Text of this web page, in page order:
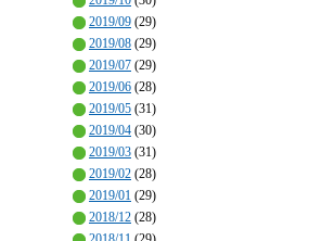
2019/09 (29)
2019/08 (29)
2019/07 (29)
2019/06 (28)
2019/05 (31)
2019/04 (30)
2019/03 (31)
2019/02 (28)
2019/01 (29)
2018/12 (28)